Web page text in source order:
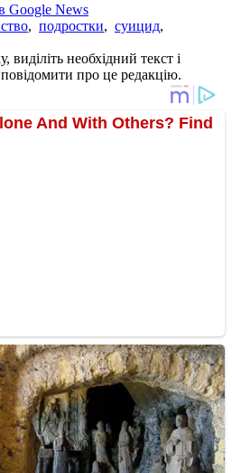
Google News
, подростки, суицид,
необхідний текст і
про це редакцію.